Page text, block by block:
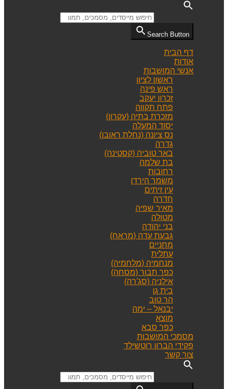
Search Button
דף הבית
אודות
אנשי המושבות
ראשון לציון
ראש פינה
זכרון יעקב
פתח תקווה
מזכרת בתיה (עקרון)
יסוד המעלה
נס ציונה (נחלת ראובן)
גדרה
באר טוביה (קסטינה)
בת שלמה
רחובות
משמר הירדן
עין זיתים
חדרה
מאיר שפיה
מטולה
בני יהודה
גבעת עדה (מראח)
מחניים
עתלית
מנחמיה (מלחמיה)
כפר תבור (מסחה)
אילניה (סג'רה)
בית גן
הר טוב
יבנאל – ימה
מוצא
כפר סבא
מסמכי המושבות
פקידי הברון רוטשילד
צור קשר